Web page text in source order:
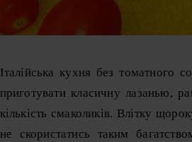
Італійська кухня без
приготувати класичну лазанью,
кількість смаколиків. Влітку
не скористатись таким